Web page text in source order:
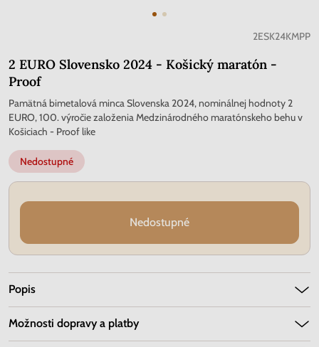
2ESK24KMPP
2 EURO Slovensko 2024 - Košický maratón -
Proof
Pamätná bimetalová minca Slovenska 2024, nominálnej hodnoty 2
EURO, 100. výročie založenia Medzinárodného maratónskeho behu v
Košiciach - Proof like
Nedostupné
Nedostupné
Popis
Možnosti dopravy a platby